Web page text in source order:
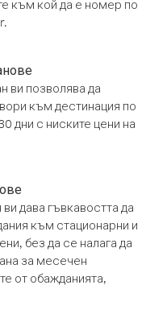
към кой да е номер по
ви позволява да
към дестинация по
дни с ниските цени на
дава гъвкавостта да
към стационарни и
без да се налага да
за месечен
от обажданията,